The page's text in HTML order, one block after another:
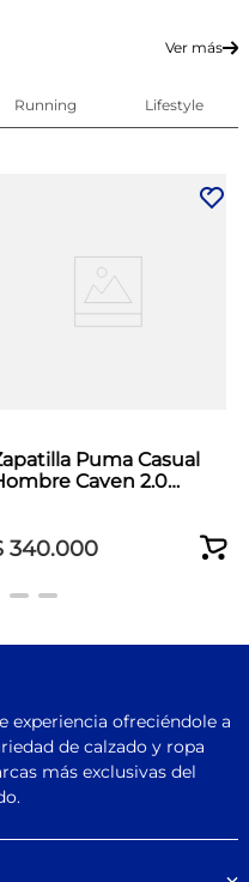
Ver más
Running Lifestyle
Puma Casual
Caven 2.0
340.000
experiencia ofreciéndole a
de calzado y ropa
más exclusivas del